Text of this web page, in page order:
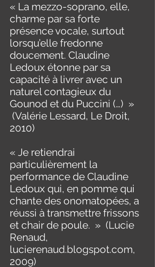
« La mezzo-soprano, elle,
charme par sa forte
présence vocale, surtout
lorsqu’elle fredonne
doucement. Claudine
Ledoux étonne par sa
capacité à livrer avec un
naturel contagieux du
Gounod et du Puccini (…) »
(Valérie Lessard, Le Droit,
2010)
« Je retiendrai
particulièrement la
performance de Claudine
Ledoux qui, en pomme qui
chante des onomatopées, a
réussi à transmettre frissons
et chair de poule. » (Lucie
Renaud,
lucierenaud.blogspot.com,
2009)